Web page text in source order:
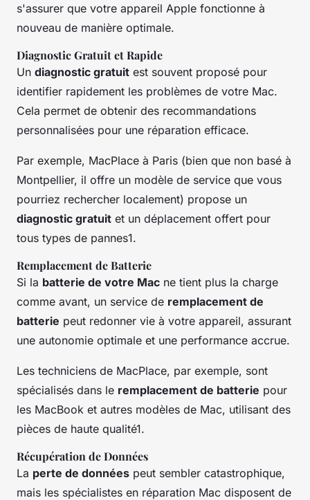
s'assurer que votre appareil Apple fonctionne à
nouveau de manière optimale.
Diagnostic Gratuit et Rapide
Un diagnostic gratuit est souvent proposé pour
identifier rapidement les problèmes de votre Mac.
Cela permet de obtenir des recommandations
personnalisées pour une réparation efficace.
Par exemple, MacPlace à Paris (bien que non basé à
Montpellier, il offre un modèle de service que vous
pourriez rechercher localement) propose un
diagnostic gratuit et un déplacement offert pour
tous types de pannes1.
Remplacement de Batterie
Si la batterie de votre Mac ne tient plus la charge
comme avant, un service de remplacement de
batterie peut redonner vie à votre appareil, assurant
une autonomie optimale et une performance accrue.
Les techniciens de MacPlace, par exemple, sont
spécialisés dans le remplacement de batterie pour
les MacBook et autres modèles de Mac, utilisant des
pièces de haute qualité1.
Récupération de Données
La perte de données peut sembler catastrophique,
mais les spécialistes en réparation Mac disposent de